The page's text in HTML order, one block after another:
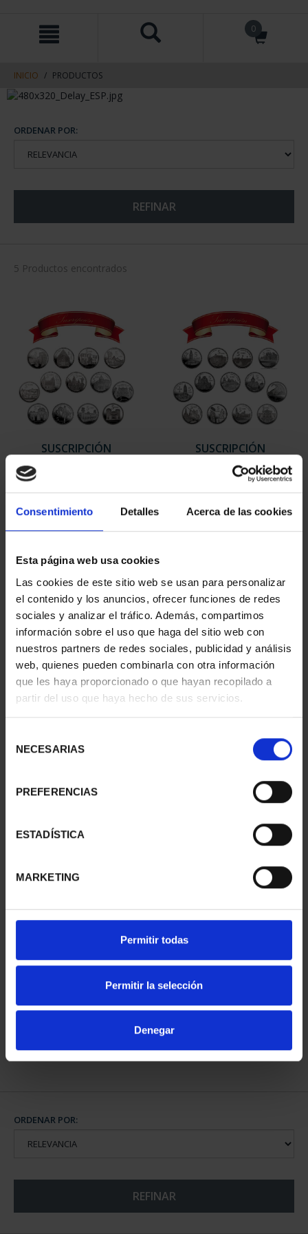
Consentimiento Detalles Acerca de las cookies
Esta página web usa cookies
Las cookies de este sitio web se usan para personalizar
el contenido y los anuncios, ofrecer funciones de redes
sociales y analizar el tráfico. Además, compartimos
información sobre el uso que haga del sitio web con
nuestros partners de redes sociales, publicidad y análisis
web, quienes pueden combinarla con otra información
que les haya proporcionado o que hayan recopilado a
partir del uso que haya hecho de sus servicios.
NECESARIAS
PREFERENCIAS
ESTADÍSTICA
MARKETING
Permitir todas
Permitir la selección
Denegar
contenido
navegacin
0
INICIO PRODUCTOS
ORDENAR POR:
REFINAR
5 Productos encontrados
SUSCRIPCIÓN
949,00 €
Sólo para usuarios
registrados
SUSCRIPCIÓN
CAPITALES DE
PROVINCIA 2
949,00 €
Sólo para usuarios
registrados
SUSCRIPCIÓN
CAPITALES DE
949,00 €
registrados
SUSCRIPCIÓN
CAPITALES DE
949,00 €
registrados
CAPITALES DE
COMPLET...
3.796,00 €
ORDENAR POR:
REFINAR